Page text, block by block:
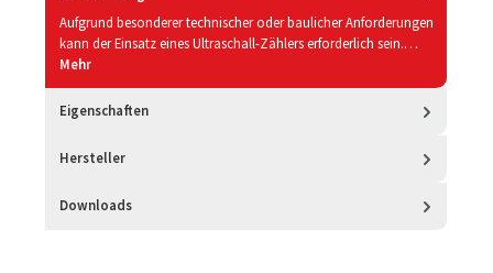
Aufgrund besonderer technischer oder baulicher Anforderungen
kann der Einsatz eines Ultraschall-Zählers erforderlich sein.…
Mehr
Eigenschaften
Hersteller
Downloads